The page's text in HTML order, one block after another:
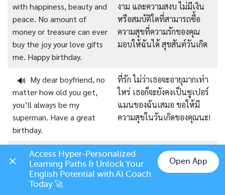
with happiness, beauty and
peace. No amount of
money or treasure can ever
buy the joy your love gifts
me. Happy birthday.
งาม และความสงบ ไม่มีเงิน
หรือสมบัติใดที่สามารถซื้อ
ความสุขที่ความรักของคุณ
มอบให้ฉันได้ สุขสันต์วันเกิด
🔊 My dear boyfriend, no
matter how old you get,
you’ll always be my
superman. Have a great
birthday.
ที่รัก ไม่ว่าเธอจะอายุมากเท่า
ไหร่ เธอก็จะยังคงเป็นซูเปอร์
แมนของฉันเสมอ ขอให้มี
ความสุขในวันเกิดของคุณนะ!
Sweet baby, you have
no idea how much I wish
you were here with me on
this special day. I hope you
ที่รัก คุณไม่รู้เลยว่าฉัน
ปรารถนาให้คุณอยู่ที่นี่กับฉัน
ในวันพิเศษนี้มากแค่ไหน ฉัน
Chat on LINE
Access Hyper-Personalized
Learning Paths & Unlock Your
English Potential with AI Coach
Today 🚀
Open App